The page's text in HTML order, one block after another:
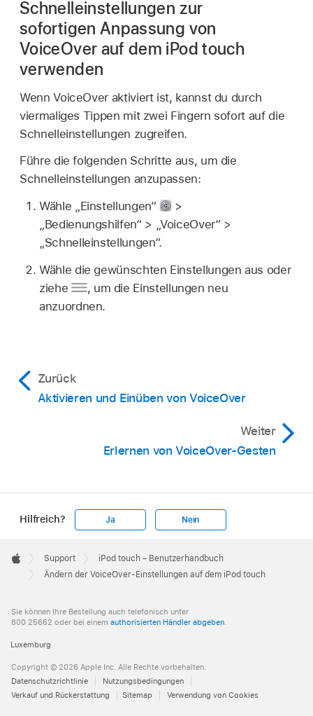
Schnelleinstellungen zur
sofortigen Anpassung von
VoiceOver auf dem iPod touch
verwenden
Wenn VoiceOver aktiviert ist, kannst du durch
viermaliges Tippen mit zwei Fingern sofort auf die
Schnelleinstellungen zugreifen.
Führe die folgenden Schritte aus, um die
Schnelleinstellungen anzupassen:
Wähle „Einstellungen“
>
„Bedienungshilfen“ > „VoiceOver“ >
„Schnelleinstellungen“.
Wähle die gewünschten Einstellungen aus oder
ziehe
, um die Einstellungen neu
anzuordnen.
Zurück
Aktivieren und Einüben von VoiceOver
Weiter
Erlernen von VoiceOver-Gesten
Hilfreich? Ja Nein
Footer

Apple
Support
iPod touch – Benutzerhandbuch
Ändern der VoiceOver-Einstellungen auf dem iPod touch
Sie können Ihre Bestellung auch telefonisch unter
800 25662 oder bei einem authorisierten Händler abgeben.
Luxemburg
Copyright © 2026 Apple Inc. Alle Rechte vorbehalten.
Datenschutzrichtlinie
Nutzungsbedingungen
Verkauf und Rückerstattung
Sitemap Verwendung von Cookies